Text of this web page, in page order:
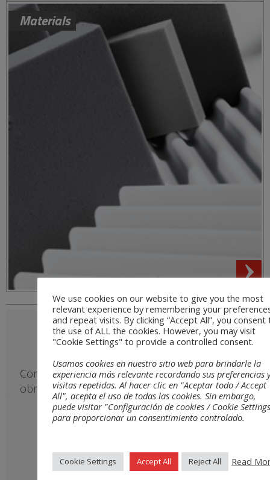
Materials
SONTECT®
Confort acoustic, economic, amb estil i sense
obres
We use cookies on our website to give you the most
relevant experience by remembering your preferences
and repeat visits. By clicking “Accept All”, you consent to
the use of ALL the cookies. However, you may visit
"Cookie Settings" to provide a controlled consent.
Usamos cookies en nuestro sitio web para brindarle la
experiencia más relevante recordando sus preferencias y
visitas repetidas. Al hacer clic en "Aceptar todo / Accept
All", acepta el uso de todas las cookies. Sin embargo,
puede visitar "Configuración de cookies / Cookie Settings"
para proporcionar un consentimiento controlado.
Reject All Read More